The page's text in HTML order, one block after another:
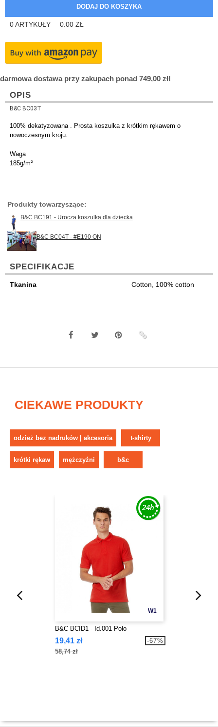
0ARTYKUŁY 0.00 ZŁ
darmowa dostawa przy zakupach ponad 749,00 zł!
OPIS
B&C BC03T
100% dekatyzowana . Prosta koszulka z krótkim rękawem o
nowoczesnym kroju.
Waga
185g/m²
Produkty towarzyszące:
B&C BC191 - Urocza koszulka dla dziecka
B&C BC04T - #E190 ON
SPECIFIKACJE
Tkanina Cotton, 100% cotton
CIEKAWE PRODUKTY
odzież bez nadruków | akcesoria t-shirty
krótki rękaw mężczyźni b&c
W1
B&C BCID1 - Id.001 Polo
19,41 zł
58,74 zł
-67%